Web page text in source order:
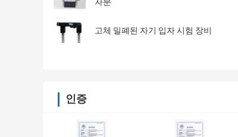
자분
고체 밀폐된 자기 입자 시험 장비
인증